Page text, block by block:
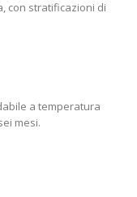
con stratificazioni di
a temperatura
mesi.